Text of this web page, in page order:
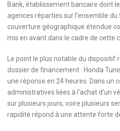
Bank, établissement bancaire dont
agences réparties sur l’ensemble
couverture géographique étendue
mis en avant dans le cadre de cette
Le point le plus notable du
dossier de financement : Honda
une réponse en 24 heures. Dans un
administratives liées à l’achat d’un
sur plusieurs jours, voire plusieurs
rapidité répond à une attente forte